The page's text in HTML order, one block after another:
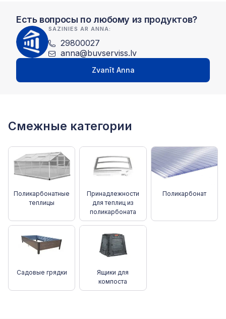
Есть вопросы по любому из продуктов?
SAZINIES AR ANNA:
29800027
anna@buvserviss.lv
Zvanīt Anna
Смежные категории
Поликарбонатные
теплицы
Принадлежности
для теплиц из
поликарбоната
Поликарбонат
Садовые грядки
Ящики для
компоста